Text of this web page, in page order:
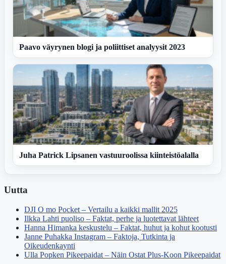
Paavo väyrynen blogi ja poliittiset analyysit 2023
Juha Patrick Lipsanen vastuuroolissa kiinteistöalalla
Uutta
DJI O mo Pocket – Vertailu a kaikki mallit 2025
Ilkka Lahti puoliso – Faktat, perhe ja luotettavat lähteet
Hanna Himanka keskustelu – Faktat, huhut ja kohut kootusti
Janne Puhakka Instagram – Faktoja, Tutkinta ja
Oikeudenkaynti
Ulla Popken Pikeepaidat – Näin Ostat Plus-Koon Pikeepaidat